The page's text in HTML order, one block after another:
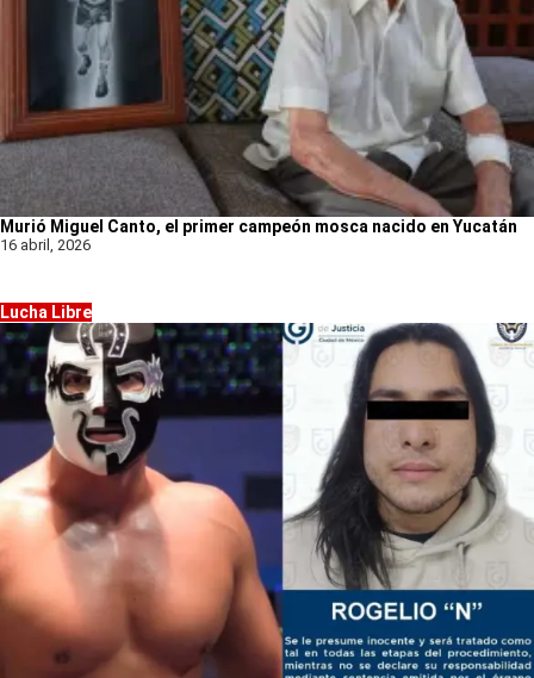
Murió Miguel Canto, el primer campeón mosca nacido en Yucatán
16 abril, 2026
Lucha Libre